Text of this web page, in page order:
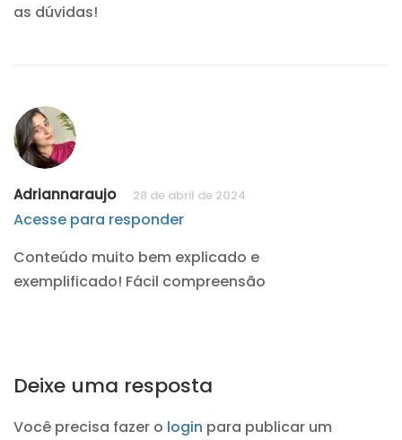
as dúvidas!
Adriannaraujo 28 de abril de 2024
Acesse para responder
Conteúdo muito bem explicado e
exemplificado! Fácil compreensão
Deixe uma resposta
Você precisa fazer o login para publicar um